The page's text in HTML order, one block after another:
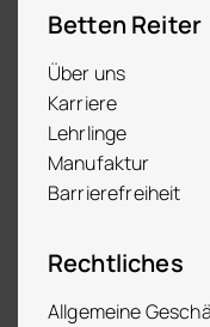
Betten Reiter
Über uns
Karriere
Lehrlinge
Manufaktur
Barrierefreiheit
Rechtliches
Allgemeine